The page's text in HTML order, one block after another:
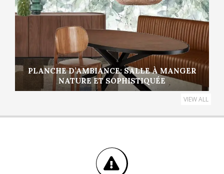
PLANCHE D’AMBIANCE: SALLE À MANGER
NATURE ET SOPHISTIQUÉE
VIEW ALL